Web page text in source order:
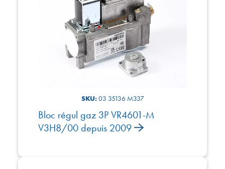
SKU:03 35136 M337
Bloc régul gaz 3P VR4601-M
V3H8/00 depuis 2009